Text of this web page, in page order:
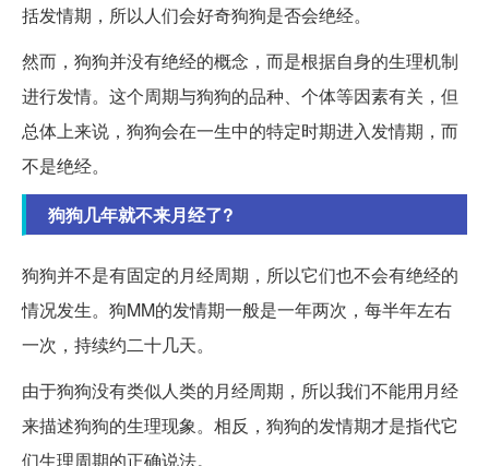
括发情期，所以人们会好奇狗狗是否会绝经。
然而，狗狗并没有绝经的概念，而是根据自身的生理机制
进行发情。这个周期与狗狗的品种、个体等因素有关，但
总体上来说，狗狗会在一生中的特定时期进入发情期，而
不是绝经。
狗狗几年就不来月经了?
狗狗并不是有固定的月经周期，所以它们也不会有绝经的
情况发生。狗MM的发情期一般是一年两次，每半年左右
一次，持续约二十几天。
由于狗狗没有类似人类的月经周期，所以我们不能用月经
来描述狗狗的生理现象。相反，狗狗的发情期才是指代它
们生理周期的正确说法。